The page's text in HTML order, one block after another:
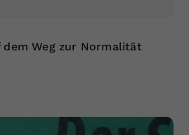
dem Weg zur Normalität